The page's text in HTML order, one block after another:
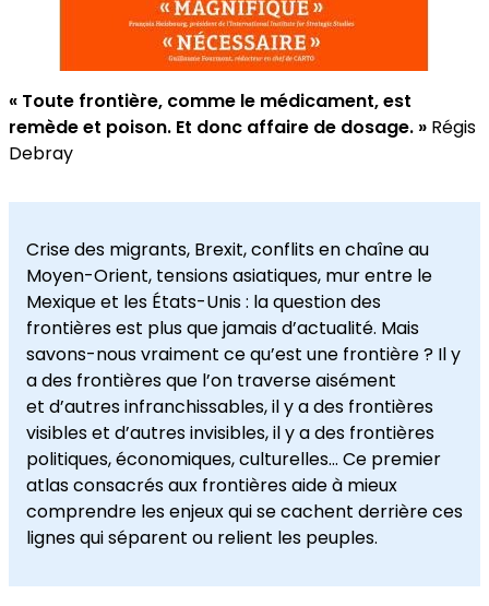
« Toute frontière, comme le médicament, est
remède et poison. Et donc affaire de dosage. » Régis
Debray
Crise des migrants, Brexit, conflits en chaîne au
Moyen-Orient, tensions asiatiques, mur entre le
Mexique et les États-Unis : la question des
frontières est plus que jamais d’actualité. Mais
savons-nous vraiment ce qu’est une frontière ? Il y
a des frontières que l’on traverse aisément
et d’autres infranchissables, il y a des frontières
visibles et d’autres invisibles, il y a des frontières
politiques, économiques, culturelles… Ce premier
atlas consacrés aux frontières aide à mieux
comprendre les enjeux qui se cachent derrière ces
lignes qui séparent ou relient les peuples.